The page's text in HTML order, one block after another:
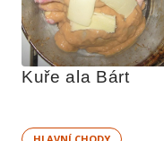
Kuře ala Bárt